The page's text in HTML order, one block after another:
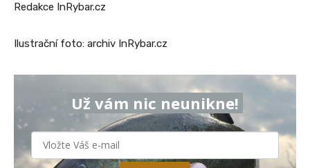
Redakce InRybar.cz
Ilustrační foto: archiv InRybar.cz
Už vám nic neunikne!